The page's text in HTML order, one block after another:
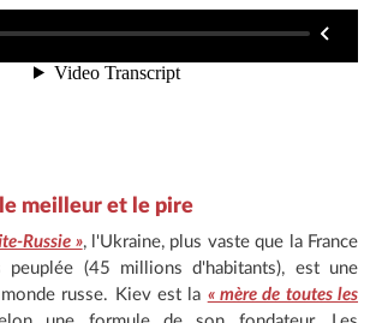
meilleur et le pire
Russie », l'Ukraine, plus vaste que la France
(45 millions d'habitants), est une
russe. Kiev est la « mère de toutes les